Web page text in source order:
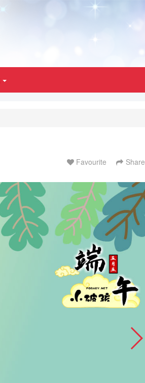
Favourite Share